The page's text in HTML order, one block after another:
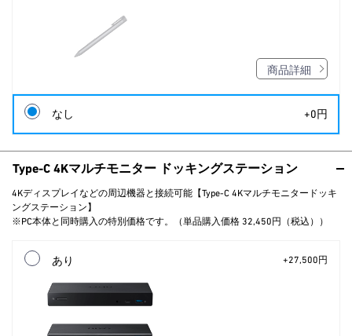
商品詳細
なし +0円
Type-C 4Kマルチモニター ドッキングステーション
4Kディスプレイなどの周辺機器と接続可能【Type-C 4Kマルチモニタードッキ
ングステーション】
※PC本体と同時購入の特別価格です。（単品購入価格 32,450円（税込））
あり +27,500円